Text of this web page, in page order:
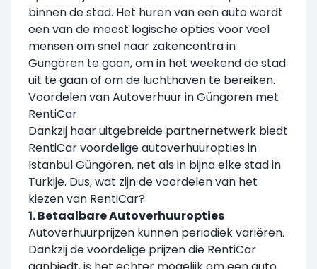
binnen de stad. Het huren van een auto wordt
een van de meest logische opties voor veel
mensen om snel naar zakencentra in
Güngören te gaan, om in het weekend de stad
uit te gaan of om de luchthaven te bereiken.
Voordelen van Autoverhuur in Güngören met
RentiCar
Dankzij haar uitgebreide partnernetwerk biedt
RentiCar voordelige autoverhuuropties in
Istanbul Güngören, net als in bijna elke stad in
Turkije. Dus, wat zijn de voordelen van het
kiezen van RentiCar?
1. Betaalbare Autoverhuuropties
Autoverhuurprijzen kunnen periodiek variëren.
Dankzij de voordelige prijzen die RentiCar